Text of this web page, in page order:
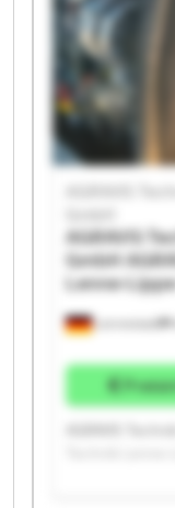
Technik
Lippe GmbH
AGRAVIS
Technik
Lippe GmbH
Lennestadt
AGRAVIS
AGRAVIS
GmbH
Lenne-
AGRAVIS
Lippe GmbH